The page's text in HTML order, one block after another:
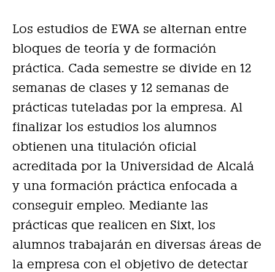
Los estudios de EWA se alternan entre
bloques de teoría y de formación
práctica. Cada semestre se divide en 12
semanas de clases y 12 semanas de
prácticas tuteladas por la empresa. Al
finalizar los estudios los alumnos
obtienen una titulación oficial
acreditada por la Universidad de Alcalá
y una formación práctica enfocada a
conseguir empleo. Mediante las
prácticas que realicen en Sixt, los
alumnos trabajarán en diversas áreas de
la empresa con el objetivo de detectar